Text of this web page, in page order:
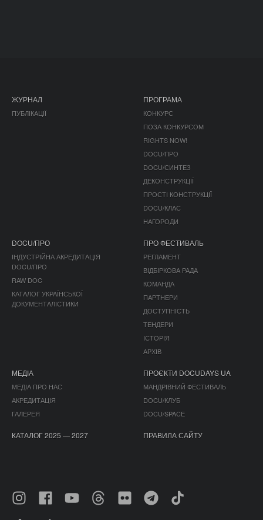
ЖУРНАЛ
ПУБЛІКАЦІЇ
ПРОГРАМА
КОНКУРС
ПОЗА КОНКУРСОМ
RIGHTS NOW!
DOCU/ПРО
DOCU/СИНТЕЗ
ДЕКОНСТРУКЦІЇ
ПРОСТІ КОНСТРУКЦІЇ
DOCU/КЛАС
НАГОРОДИ
DOCU/ПРО
ІНДУСТРІЙНА АКРЕДИТАЦІЯ
DOCU/ПРО
RAW DOC
КАТАЛОГ УКРАЇНСЬКОЇ
ДОКУМЕНТАЛІСТИКИ
ПРО ФЕСТИВАЛЬ
РЕГЛАМЕНТ
ВІДБІРКОВА РАДА
КОМАНДА
ПАРТНЕРИ
ДОСТУПНІСТЬ
ТЕНДЕРИ
ІСТОРІЯ
АРХІВ
МЕДІА
МЕДІА ПРО НАС
АКРЕДИТАЦІЯ
ГАЛЕРЕЯ
ПРОЄКТИ DOCUDAYS UA
МАНДРІВНИЙ ФЕСТИВАЛЬ
DOCU/КЛУБ
DOCU/SPACE
КАТАЛОГ 2025 — 2027 ПРАВИЛА САЙТУ